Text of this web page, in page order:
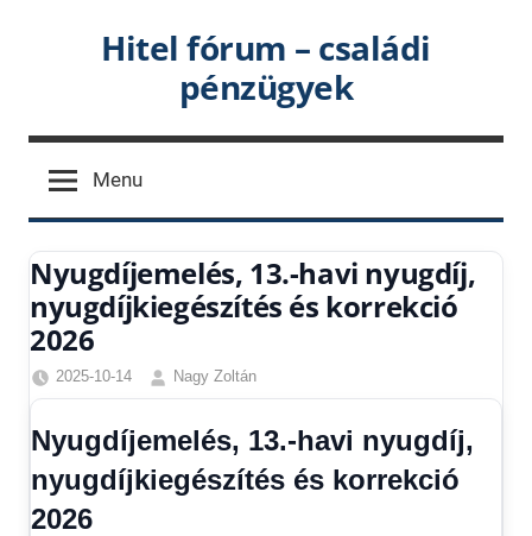
Hitel fórum – családi
pénzügyek
Menu
Nyugdíjemelés, 13.-havi nyugdíj,
nyugdíjkiegészítés és korrekció
2026
2025-10-14
Nagy Zoltán
Egyéb,
Friss
hírek ,
Gazdaság,
Nyugdíjemelés, 13.-havi nyugdíj,
nyugdíjkiegészítés és korrekció
2026